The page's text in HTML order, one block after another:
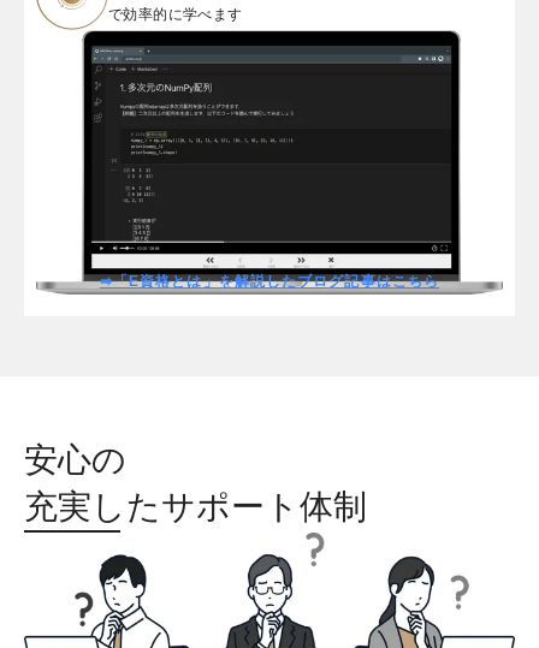
で効率的に学べます
➡「E資格とは」を解説したブログ記事はこちら
安心の
充実したサポート体制